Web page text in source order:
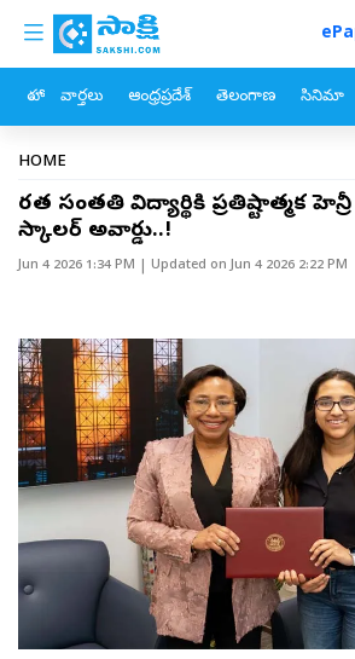
Skip to main content
custom menu
హోం వార్తలు ఆంధ్రప్రదేశ్ తెలంగాణ సినిమా
Breadcrumb
HOME
భారత సంతతి విద్యార్థికి ప్రతిష్టాత్మక
స్కాలర్ అవార్డు..!
Jun 4 2026 1:34 PM | Updated onJun 4 2026 2:22 PM